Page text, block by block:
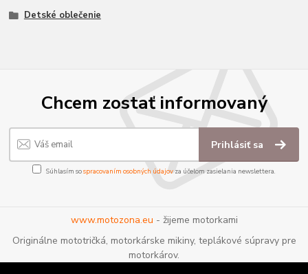
Detské oblečenie
Chcem zostať informovaný
Prihlásiť sa
Súhlasím sospracovaním osobných údajov za účelom zasielania newslettera.
www.motozona.eu - žijeme motorkami
Originálne mototričká, motorkárske mikiny, teplákové súpravy pre
motorkárov.